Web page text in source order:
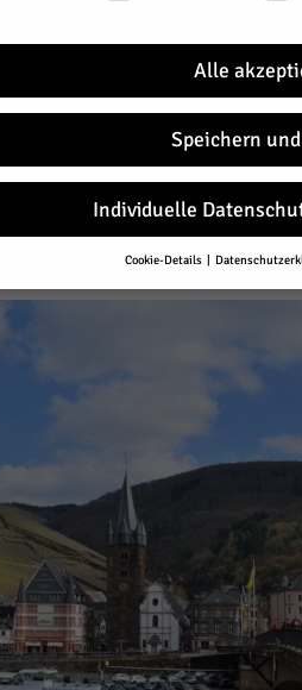
fahren zu können und
spezielle Merkmale der Caritas-
20 unterschiedlich lange
angeboten. Somit wird
Menschen ermöglicht.
0
Alle
Speichern
Individuelle
Cookie-Details
Sie unter 16 Jahre alt sind und Ihre
Cookies und andere
während andere uns helfen,
Personenbezogene Daten können
personalisierte Anzeigen und Inhalte
Informationen über die Verwendung
.
Sie eine Übersicht über alle
zu ganzen Kategorien geben oder
und so nur bestimmte Cookies auswählen.
akzeptieren
und weiter